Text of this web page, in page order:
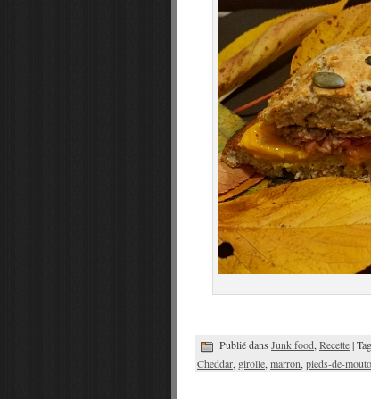
Publié dans Junk food Recette|
Cheddar, girolle,marron,pieds-de-